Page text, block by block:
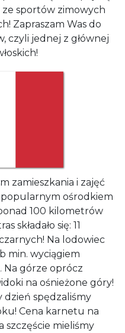
ze sportów zimowych
Zapraszam Was do
czyli jednej z głównej
zamieszkania i zajęć
popularnym ośrodkiem
100 kilometrów
składało się: 11
Na lodowiec
min. wyciągiem
Na górze oprócz
na ośnieżone góry!
dzień spędzaliśmy
Cena karnetu na
szczęście mieliśmy